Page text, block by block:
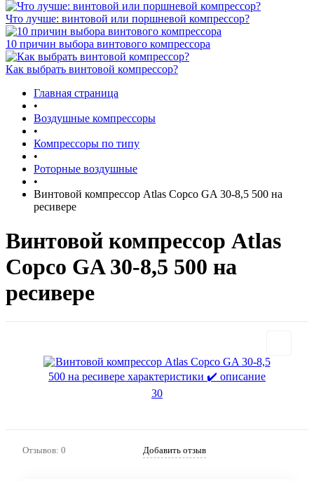
Что лучше: винтовой или поршневой компрессор?
10 причин выбора винтового компрессора
Как выбрать винтовой компрессор?
Главная страница
•
Воздушные компрессоры
•
Компрессоры по типу
•
Роторные воздушные
•
Винтовой компрессор Atlas Copco GA 30-8,5 500 на
ресивере
Винтовой компрессор Atlas
Copco GA 30-8,5 500 на
ресивере
Отзывов: 0 Добавить отзыв